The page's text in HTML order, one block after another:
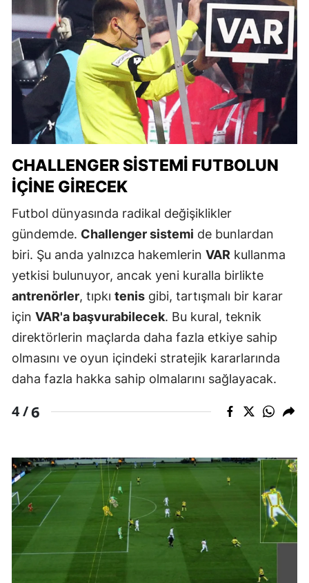
CHALLENGER SISTEMI FUTBOLUN
İÇINE GIRECEK
Futbol dünyasında radikal değişiklikler
gündemde. Challenger sistemi de bunlardan
biri. Şu anda yalnızca hakemlerin VAR kullanma
yetkisi bulunuyor, ancak yeni kuralla birlikte
antrenörler, tıpkı tenis gibi, tartışmalı bir karar
için VAR'a başvurabilecek. Bu kural, teknik
direktörlerin maçlarda daha fazla etkiye sahip
olmasını ve oyun içindeki stratejik kararlarında
daha fazla hakka sahip olmalarını sağlayacak.
4 /6